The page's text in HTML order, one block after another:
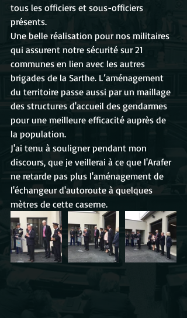
tous les officiers et sous-officiers
présents.
Une belle réalisation pour nos militaires
qui assurent notre sécurité sur 21
communes en lien avec les autres
brigades de la Sarthe. L’aménagement
du territoire passe aussi par un maillage
des structures d'accueil des gendarmes
pour une meilleure efficacité auprès de
la population.
J'ai tenu à souligner pendant mon
discours, que je veillerai à ce que l'Arafer
ne retarde pas plus l'aménagement de
l'échangeur d'autoroute à quelques
mètres de cette caserne.